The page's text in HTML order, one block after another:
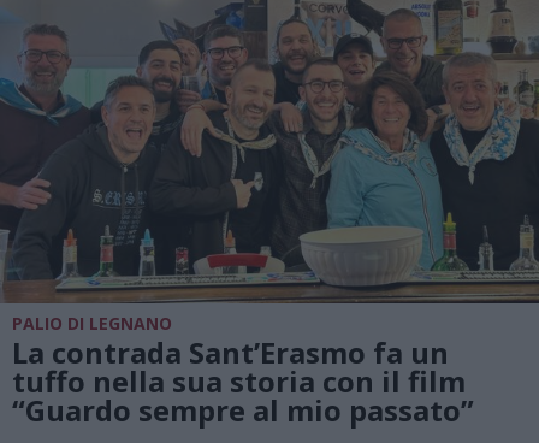
PALIO DI LEGNANO
La contrada Sant’Erasmo fa un
tuffo nella sua storia con il film
“Guardo sempre al mio passato”